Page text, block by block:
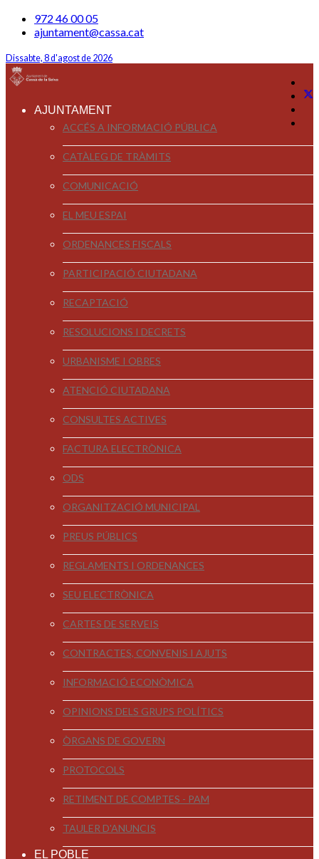
972 46 00 05
ajuntament@cassa.cat
Dissabte, 8 d'agost de 2026
AJUNTAMENT
ACCÉS A INFORMACIÓ PÚBLICA
CATÀLEG DE TRÀMITS
COMUNICACIÓ
EL MEU ESPAI
ORDENANCES FISCALS
PARTICIPACIÓ CIUTADANA
RECAPTACIÓ
RESOLUCIONS I DECRETS
URBANISME I OBRES
ATENCIÓ CIUTADANA
CONSULTES ACTIVES
FACTURA ELECTRÒNICA
ODS
ORGANITZACIÓ MUNICIPAL
PREUS PÚBLICS
REGLAMENTS I ORDENANCES
SEU ELECTRÒNICA
CARTES DE SERVEIS
CONTRACTES, CONVENIS I AJUTS
INFORMACIÓ ECONÒMICA
OPINIONS DELS GRUPS POLÍTICS
ÒRGANS DE GOVERN
PROTOCOLS
RETIMENT DE COMPTES - PAM
TAULER D'ANUNCIS
EL POBLE